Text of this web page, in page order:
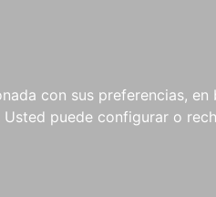
con sus preferencias,
Usted puede configurar o